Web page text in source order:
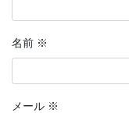
名前 ※
メール ※